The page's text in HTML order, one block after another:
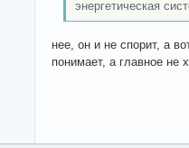
энергетическая
нее, он и не спорит, а
понимает, а главное не